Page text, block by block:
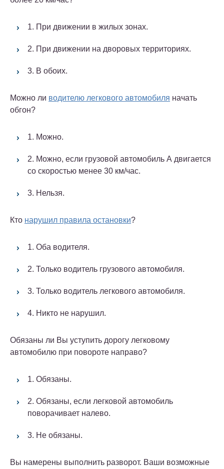
1. При движении в жилых зонах.
2. При движении на дворовых территориях.
3. В обоих.
Можно ли водителю легкового автомобиля начать
обгон?
1. Можно.
2. Можно, если грузовой автомобиль А двигается
со скоростью менее 30 км/час.
3. Нельзя.
Кто нарушил правила остановки?
1. Оба водителя.
2. Только водитель грузового автомобиля.
3. Только водитель легкового автомобиля.
4. Никто не нарушил.
Обязаны ли Вы уступить дорогу легковому
автомобилю при повороте направо?
1. Обязаны.
2. Обязаны, если легковой автомобиль
поворачивает налево.
3. Не обязаны.
Вы намерены выполнить разворот. Ваши возможные